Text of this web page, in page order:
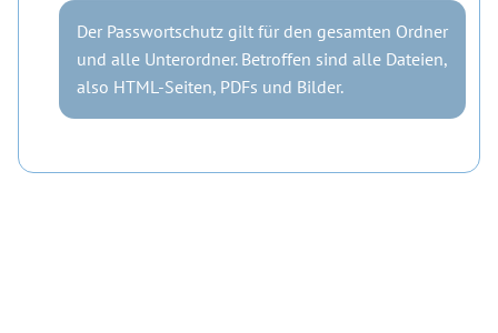
Der Passwortschutz gilt für den gesamten Ordner
und alle Unterordner. Betroffen sind alle Dateien,
also HTML-Seiten, PDFs und Bilder.